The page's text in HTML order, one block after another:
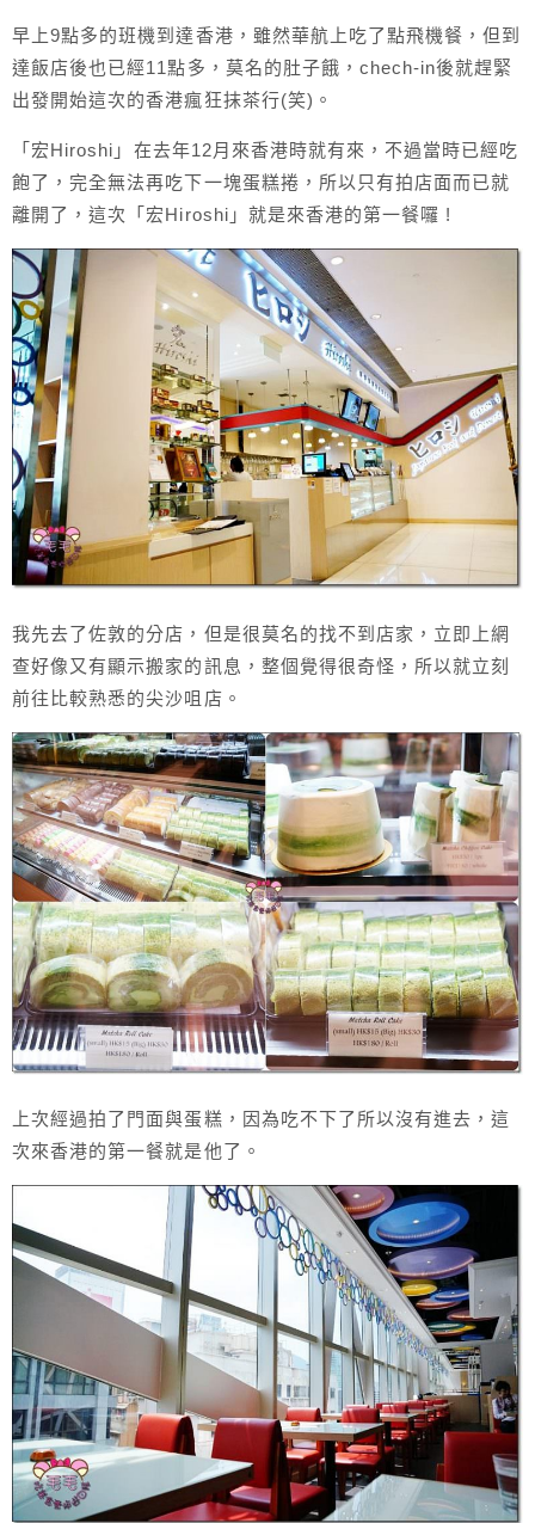
早上9點多的班機到達香港，雖然華航上吃了點飛機餐，但到
達飯店後也已經11點多，莫名的肚子餓，chech-in後就趕緊
出發開始這次的香港瘋狂抹茶行(笑)。
「宏Hiroshi」在去年12月來香港時就有來，不過當時已經吃
飽了，完全無法再吃下一塊蛋糕捲，所以只有拍店面而已就
離開了，這次「宏Hiroshi」就是來香港的第一餐囉 !
我先去了佐敦的分店，但是很莫名的找不到店家，立即上網
查好像又有顯示搬家的訊息，整個覺得很奇怪，所以就立刻
前往比較熟悉的尖沙咀店。
上次經過拍了門面與蛋糕，因為吃不下了所以沒有進去，這
次來香港的第一餐就是他了。